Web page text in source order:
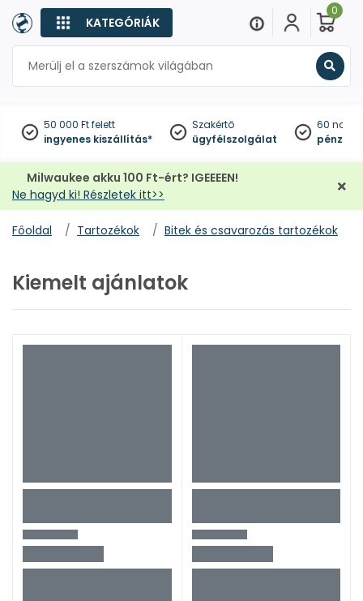
KATEGÓRIÁK
0
50 000 Ft felett
ingyenes kiszállítás*
Szakértő
ügyfélszolgálat
60
Milwaukee akku 100 Ft-ért? IGEEEEN!
Ne hagyd ki! Részletek itt>>
Főoldal Tartozékok Bitek és csavarozás tartozékok
Kiemelt ajánlatok